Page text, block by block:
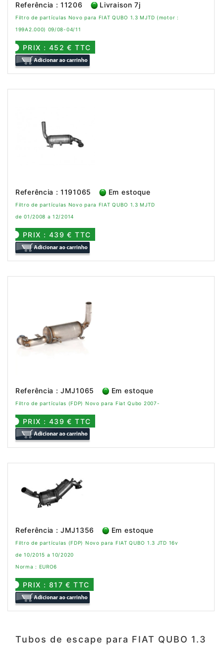
Referência : 11206 Livraison 7j
Filtro de partículas Novo para FIAT QUBO 1.3 MJTD (motor :
199A2.000) 09/08-04/11
PRIX : 452 € TTC
Referência : 1191065 Em estoque
Filtro de partículas Novo para FIAT QUBO 1.3 MJTD
de 01/2008 a 12/2014
PRIX : 439 € TTC
Referência : JMJ1065 Em estoque
Filtro de partículas (FDP) Novo para Fiat Qubo 2007-
PRIX : 439 € TTC
Referência : JMJ1356 Em estoque
Filtro de partículas (FDP) Novo para FIAT QUBO 1.3 JTD 16v
de 10/2015 a 10/2020
Norma : EURO6
PRIX : 817 € TTC
Tubos de escape para FIAT QUBO 1.3